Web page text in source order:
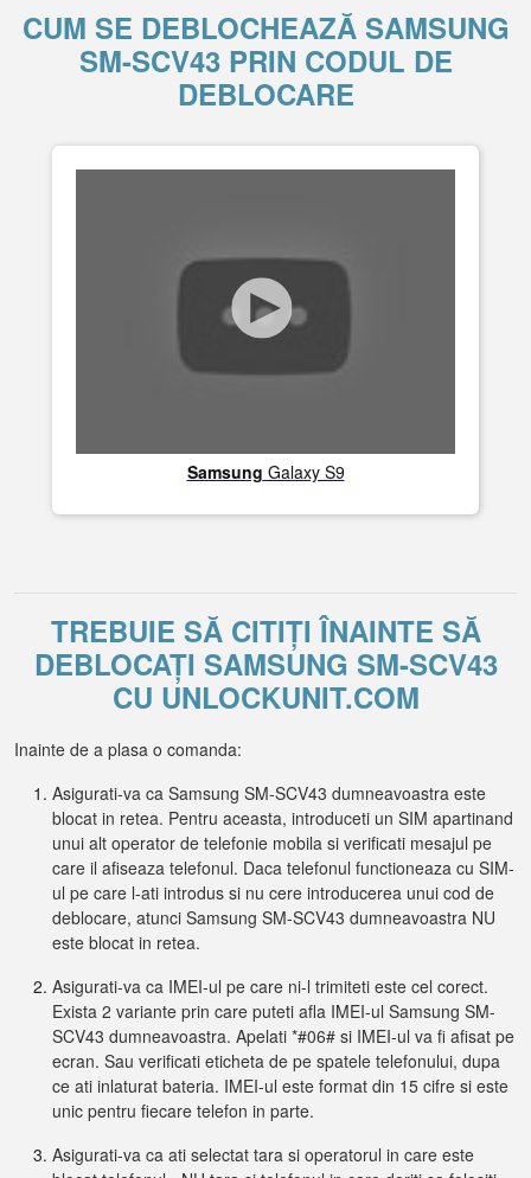
CUM SE DEBLOCHEAZĂ SAMSUNG
SM-SCV43 PRIN CODUL DE
DEBLOCARE
Samsung Galaxy S9
TREBUIE SĂ CITIȚI ÎNAINTE SĂ
DEBLOCAȚI SAMSUNG SM-SCV43
CU UNLOCKUNIT.COM
Inainte de a plasa o comanda:
Asigurati-va ca Samsung SM-SCV43 dumneavoastra este
blocat in retea. Pentru aceasta, introduceti un SIM apartinand
unui alt operator de telefonie mobila si verificati mesajul pe
care il afiseaza telefonul. Daca telefonul functioneaza cu SIM-
ul pe care l-ati introdus si nu cere introducerea unui cod de
deblocare, atunci Samsung SM-SCV43 dumneavoastra NU
este blocat in retea.
Asigurati-va ca IMEI-ul pe care ni-l trimiteti este cel corect.
Exista 2 variante prin care puteti afla IMEI-ul Samsung SM-
SCV43 dumneavoastra. Apelati *#06# si IMEI-ul va fi afisat pe
ecran. Sau verificati eticheta de pe spatele telefonului, dupa
ce ati inlaturat bateria. IMEI-ul este format din 15 cifre si este
unic pentru fiecare telefon in parte.
Asigurati-va ca ati selectat tara si operatorul in care este